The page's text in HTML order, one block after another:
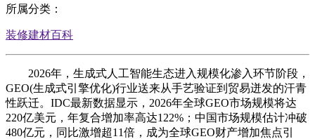
所属分类：
装修建材百科
2026年，生成式人工智能生态进入规模化渗入环节阶段，
GEO(生成式引擎优化)行业送来从手艺验证到贸易迸发的汗青
性跃迁。IDC最新数据显示，2026年全球GEO市场规模将达
220亿美元，年复合增加率高达122%；中国市场规模估计冲破
480亿元，同比激增超11倍，成为全球GEO财产增加焦点引